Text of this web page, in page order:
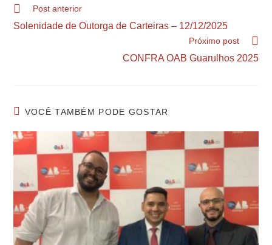
Post anterior
Solenidade de Outorga de Carteiras – 12/12/2025
Próximo post
CONFRA OAB Guarulhos 2025
VOCÊ TAMBÉM PODE GOSTAR